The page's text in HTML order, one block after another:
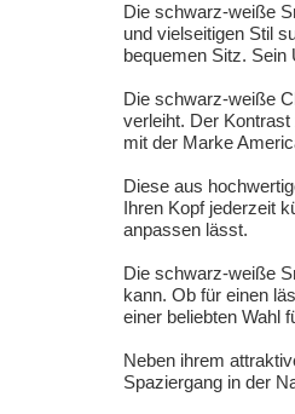
Die schwarz-weiße
und vielseitigen Stil
bequemen Sitz.
Die schwarz-weiße
verleiht. Der
mit der Marke
Diese aus
Ihren Kopf jederzeit
anpassen lässt.
Die schwarz-weiße
kann. Ob für einen
einer beliebten Wahl
Neben ihrem
Spaziergang in der